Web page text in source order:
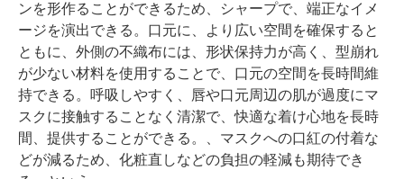
ンを形作ることができるため、シャープで、端正なイメ
ージを演出できる。口元に、より広い空間を確保すると
ともに、外側の不織布には、形状保持力が高く、型崩れ
が少ない材料を使用することで、口元の空間を長時間維
持できる。呼吸しやすく、唇や口元周辺の肌が過度にマ
スクに接触することなく清潔で、快適な着け心地を長時
間、提供することができる。、マスクへの口紅の付着な
どが減るため、化粧直しなどの負担の軽減も期待でき